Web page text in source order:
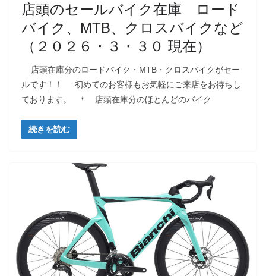
店頭のセールバイク在庫 ロード
バイク、MTB、クロスバイクなど
（２０２６・３・３０ 現在）
店頭在庫分のロードバイク・MTB・クロスバイクがセー
ルです！！ 初めてのお客様もお気軽にご来店をお待ちし
ております。 ＊ 店頭在庫分のほとんどのバイク
続きを読む